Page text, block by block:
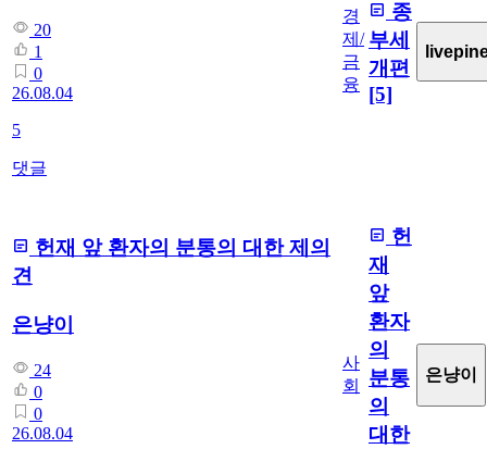
20
1
0
26.08.04
5
댓글
경
제/
금
융
종
부세
개편
[5]
헌재 앞 환자의 분통의 대한 제의
견
은냥이
24
0
0
26.08.04
사
회
헌
재
앞
환자
의
분통
의
대한
은냥이